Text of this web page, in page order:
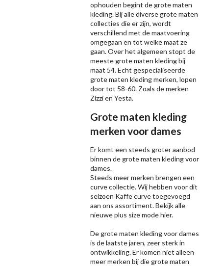
ophouden begint de grote maten
kleding. Bij alle diverse grote maten
collecties die er zijn, wordt
verschillend met de maatvoering
omgegaan en tot welke maat ze
gaan. Over het algemeen stopt de
meeste grote maten kleding bij
maat 54. Echt gespecialiseerde
grote maten kleding merken, lopen
door tot 58-60. Zoals de merken
Zizzien Yesta.
Grote maten kleding
merken voor dames
Er komt een steeds groter aanbod
binnen de grote maten kleding voor
dames.
Steeds meer merken brengen een
curve collectie. Wij hebben voor dit
seizoen Kaffecurve toegevoegd
aan ons assortiment. Bekijk alle
nieuweplus size modehier.
De grote maten kleding voor dames
is de laatste jaren, zeer sterk in
ontwikkeling. Er komen niet alleen
meer merken bij die grote maten